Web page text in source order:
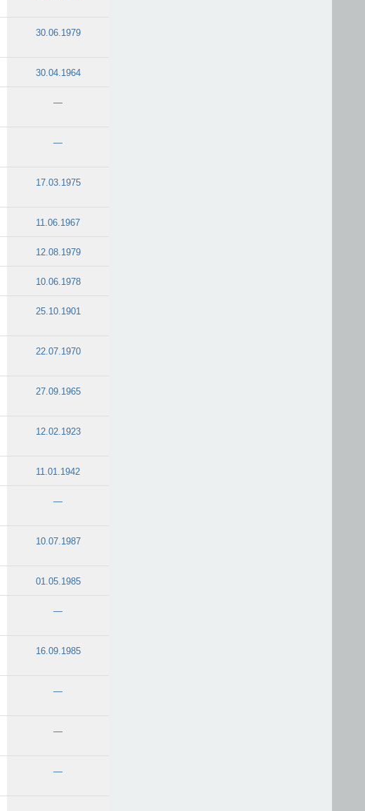
30.06.1979
30.04.1964
—
—
17.03.1975
11.06.1967
12.08.1979
10.06.1978
25.10.1901
22.07.1970
27.09.1965
12.02.1923
11.01.1942
—
10.07.1987
01.05.1985
—
16.09.1985
—
—
—